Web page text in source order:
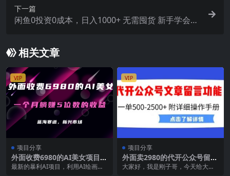
下一篇
闲鱼0投资0成本，日入1000+ 无需囤货 新手学会即
相关文章
VIP
项目分享
外面收费6980的AI美女项目！
每月躺赚5位数收益（教程 素
最新的暴利AI项目，利用AI绘画工
VIP
项目分享
外面卖2980的代开公众号留言
功能技术， 一单500-25000
大家好，我是刚子哥，今天给大家